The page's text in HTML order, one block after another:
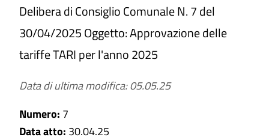
Delibera di Consiglio Comunale N. 7 del
30/04/2025 Oggetto: Approvazione delle
tariffe TARI per l'anno 2025
Data di ultima modifica: 05.05.25
Numero: 7
Data atto: 30.04.25